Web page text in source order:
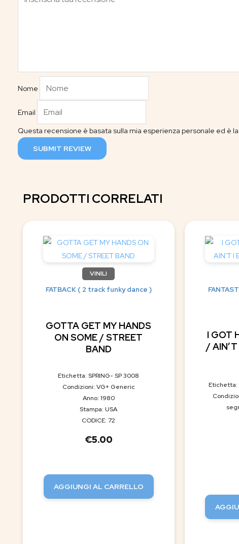
Nome
Email
Questa recensione è basata sulla mia esperienza personale ed è
SUBMIT REVIEW
PRODOTTI CORRELATI
VINILI
FATBACK ( 2 track funky dance )
GOTTA GET MY HANDS
ON SOME / STREET
BAND
Etichetta: SPRING- SP 3008
Condizioni: VG+ Generic
Anno: 1980
Stampa: USA
CODICE: 72
€5.00
AGGIUNGI AL CARRELLO
I GOT
/
Etichetta: